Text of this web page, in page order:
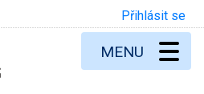
Přihlásit se
MENU